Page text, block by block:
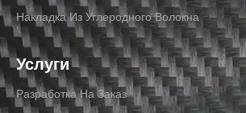
Накладка Из Углеродного Волокна
Услуги
Разработка На Заказ